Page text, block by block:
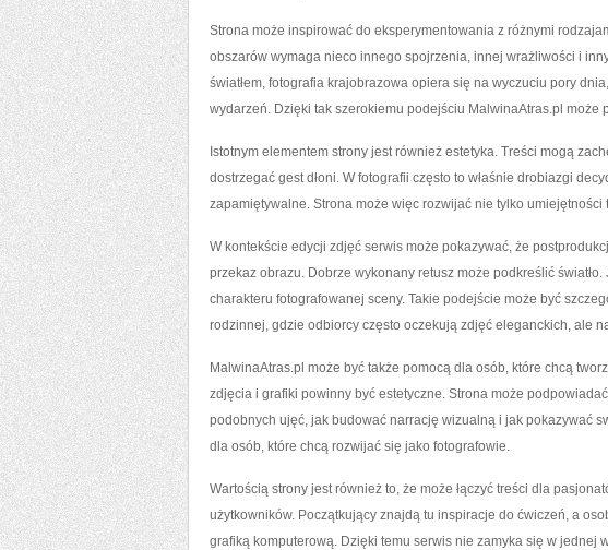
Strona może inspirować do eksperymentowania z różnymi
obszarów wymaga nieco innego spojrzenia, innej wrażliwości i
światłem, fotografia krajobrazowa opiera się na wyczuciu pory
wydarzeń. Dzięki tak szerokiemu podejściu MalwinaAtras.pl
Istotnym elementem strony jest również estetyka. Treści mogą
dostrzegać gest dłoni. W fotografii często to właśnie drobiazgi
zapamiętywalne. Strona może więc rozwijać nie tylko
W kontekście edycji zdjęć serwis może pokazywać, że
przekaz obrazu. Dobrze wykonany retusz może podkreślić
charakteru fotografowanej sceny. Takie podejście może być
rodzinnej, gdzie odbiorcy często oczekują zdjęć eleganckich, ale
MalwinaAtras.pl może być także pomocą dla osób, które chcą
zdjęcia i grafiki powinny być estetyczne. Strona może
podobnych ujęć, jak budować narrację wizualną i jak pokazywać
dla osób, które chcą rozwijać się jako fotografowie.
Wartością strony jest również to, że może łączyć treści dla
użytkowników. Początkujący znajdą tu inspiracje do ćwiczeń, a
grafiką komputerową. Dzięki temu serwis nie zamyka się w jednej